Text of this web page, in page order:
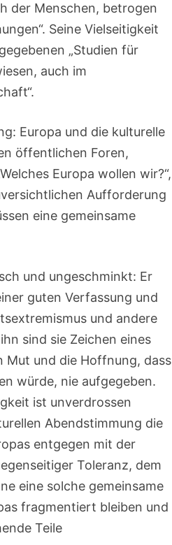
der Menschen, betrogen
Seine Vielseitigkeit
„Studien für
auch im
Europa und die kulturelle
öffentlichen Foren,
Europa wollen wir?“,
Aufforderung
eine gemeinsame
und ungeschminkt: Er
guten Verfassung und
und andere
sind sie Zeichen eines
Mut und die Hoffnung, dass
würde, nie aufgegeben.
ist unverdrossen
Abendstimmung die
entgegen mit der
Toleranz, dem
eine solche gemeinsame
fragmentiert bleiben und
Teile